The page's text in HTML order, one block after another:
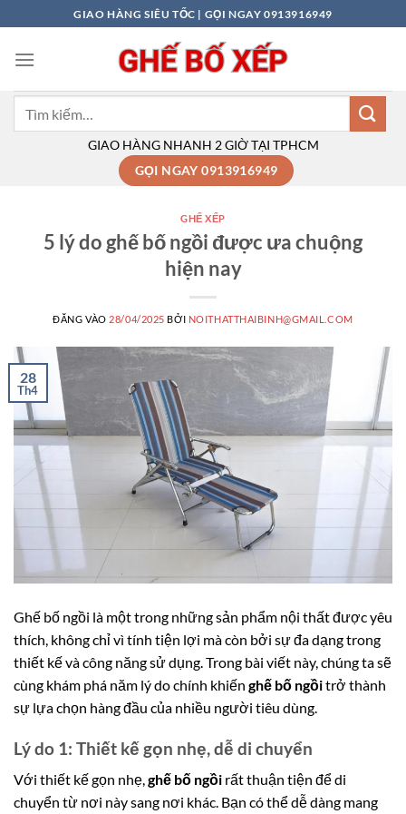
qua
nội
GIAO HÀNG SIÊU TỐC | GỌI NGAY 0913916949
GIAO HÀNG NHANH 2 GIỜ TẠI TPHCM
GỌI NGAY 0913916949
GHẾ XẾP
5 lý do ghế bố ngồi được ưa chuộng
hiện nay
ĐĂNG VÀO 28/04/2025 BỞI NOITHATTHAIBINH@GMAIL.COM
28
Th4
Ghế bố ngồi là một trong những sản phẩm nội thất được yêu
thích, không chỉ vì tính tiện lợi mà còn bởi sự đa dạng trong
thiết kế và công năng sử dụng. Trong bài viết này, chúng ta sẽ
cùng khám phá năm lý do chính khiến ghế bố ngồitrở thành
sự lựa chọn hàng đầu của nhiều người tiêu dùng.
Lý do 1: Thiết kế gọn nhẹ, dễ di chuyển
Với thiết kế gọn nhẹ,ghế bố ngồi rất thuận tiện để di
chuyển từ nơi này sang nơi khác. Bạn có thể dễ dàng mang